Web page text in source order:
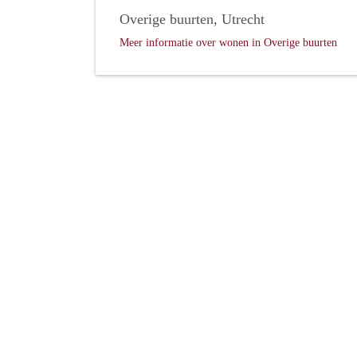
Overige buurten, Utrecht
Meer informatie over wonen in Overige buurten